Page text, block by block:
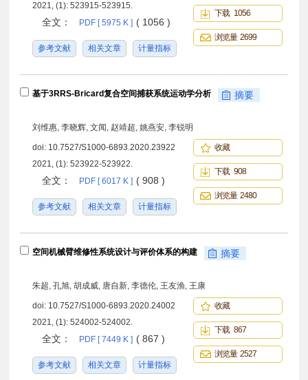
2021, (1): 523915-523915.
全文： PDF [ 5975 K ] ( 1056 )
参考文献 相关文章 计量指标
下载 1056
浏览量 2699
基于3RRS-Bricard复合空间捕获系统运动学分析 摘要
刘维惠, 李晓辉, 文闻, 赵靖超, 姚燕安, 李锐明
doi: 10.7527/S1000-6893.2020.23922
2021, (1): 523922-523922.
全文： PDF [ 6017 K ] ( 908 )
参考文献 相关文章 计量指标
收藏
下载 908
浏览量 2480
空间机械臂维修性系统设计与评价体系的构建 摘要
朱超, 孔旭, 胡成威, 唐自新, 李德伦, 王友渔, 王康
doi: 10.7527/S1000-6893.2020.24002
2021, (1): 524002-524002.
全文： PDF [ 7449 K ] ( 867 )
参考文献 相关文章 计量指标
收藏
下载 867
浏览量 2527